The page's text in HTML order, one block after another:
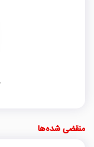
منقضی شده‌ها